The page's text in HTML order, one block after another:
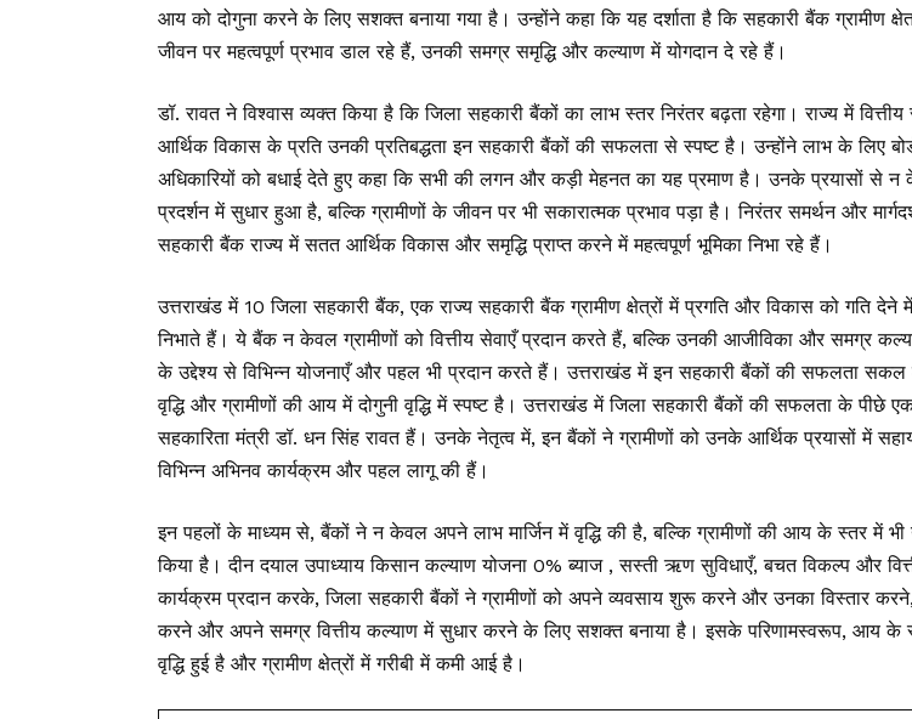
आय को दोगुना करने के लिए सशक्त बनाया गया है। उन्होंने कहा कि यह दर्शाता है कि सहकारी बैंक ग्रामीण
जीवन पर महत्वपूर्ण प्रभाव डाल रहे हैं, उनकी समग्र समृद्धि और कल्याण में योगदान दे रहे हैं।
डॉ. रावत ने विश्वास व्यक्त किया है कि जिला सहकारी बैंकों का लाभ स्तर निरंतर बढ़ता रहेगा। राज्य में
आर्थिक विकास के प्रति उनकी प्रतिबद्धता इन सहकारी बैंकों की सफलता से स्पष्ट है। उन्होंने लाभ के लिए
अधिकारियों को बधाई देते हुए कहा कि सभी की लगन और कड़ी मेहनत का यह प्रमाण है। उनके प्रयासों से न
प्रदर्शन में सुधार हुआ है, बल्कि ग्रामीणों के जीवन पर भी सकारात्मक प्रभाव पड़ा है। निरंतर समर्थन और
सहकारी बैंक राज्य में सतत आर्थिक विकास और समृद्धि प्राप्त करने में महत्वपूर्ण भूमिका निभा रहे हैं।
उत्तराखंड में 10 जिला सहकारी बैंक, एक राज्य सहकारी बैंक ग्रामीण क्षेत्रों में प्रगति और विकास को गति देने में
निभाते हैं। ये बैंक न केवल ग्रामीणों को वित्तीय सेवाएँ प्रदान करते हैं, बल्कि उनकी आजीविका और समग्र
के उद्देश्य से विभिन्न योजनाएँ और पहल भी प्रदान करते हैं। उत्तराखंड में इन सहकारी बैंकों की सफलता
वृद्धि और ग्रामीणों की आय में दोगुनी वृद्धि में स्पष्ट है। उत्तराखंड में जिला सहकारी बैंकों की सफलता के पीछे
सहकारिता मंत्री डॉ. धन सिंह रावत हैं। उनके नेतृत्व में, इन बैंकों ने ग्रामीणों को उनके आर्थिक प्रयासों में
विभिन्न अभिनव कार्यक्रम और पहल लागू की हैं।
इन पहलों के माध्यम से, बैंकों ने न केवल अपने लाभ मार्जिन में वृद्धि की है, बल्कि ग्रामीणों की आय के स्तर में
किया है। दीन दयाल उपाध्याय किसान कल्याण योजना 0% ब्याज , सस्ती ऋण सुविधाएँ, बचत विकल्प और
कार्यक्रम प्रदान करके, जिला सहकारी बैंकों ने ग्रामीणों को अपने व्यवसाय शुरू करने और उनका विस्तार
करने और अपने समग्र वित्तीय कल्याण में सुधार करने के लिए सशक्त बनाया है। इसके परिणामस्वरूप, आय के
वृद्धि हुई है और ग्रामीण क्षेत्रों में गरीबी में कमी आई है।